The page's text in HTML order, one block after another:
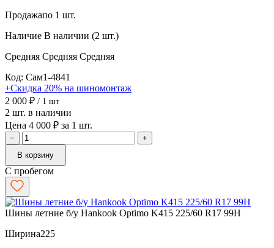
Продажапо 1 шт.
Наличие В наличии (2 шт.)
Средняя Средняя Средняя
Код: Сам1-4841
+Скидка 20% на шиномонтаж
2 000 ₽ / 1 шт
2 шт. в наличии
Цена 4 000 ₽ за 1 шт.
−
+
В корзину
С пробегом
Шины летние б/у Hankook Optimo K415 225/60 R17 99H
Ширина225